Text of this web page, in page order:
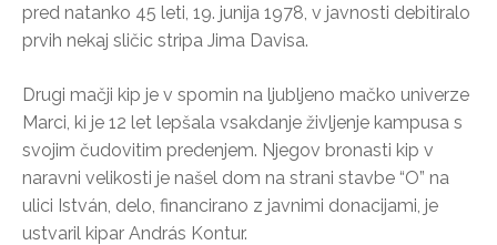
pred natanko 45 leti, 19. junija 1978, v javnosti debitiralo
prvih nekaj sličic stripa Jima Davisa.
Drugi mačji kip je v spomin na ljubljeno mačko univerze
Marci, ki je 12 let lepšala vsakdanje življenje kampusa s
svojim čudovitim predenjem. Njegov bronasti kip v
naravni velikosti je našel dom na strani stavbe “O” na
ulici István, delo, financirano z javnimi donacijami, je
ustvaril kipar András Kontur.